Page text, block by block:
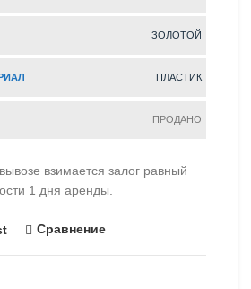
ЗОЛОТОЙ
ПЛАСТИК
ПРОДАНО
взимается залог равный
1 дня аренды.
Сравнение